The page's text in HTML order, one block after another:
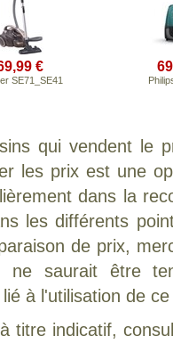
€
SE71_SE41
qui vendent le
les prix est une
dans la
les différents
de prix,
ne saurait être
à l'utilisation de
titre indicatif,